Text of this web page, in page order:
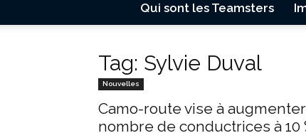
Qui sont les Teamsters
Tag: Sylvie Duval
Nouvelles
Camo-route vise à
nombre de conductrices à 10